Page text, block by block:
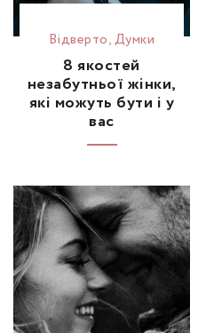
Відвертo,Думки
8 якостей
незабутньої жінки,
які можуть бути і у
вас